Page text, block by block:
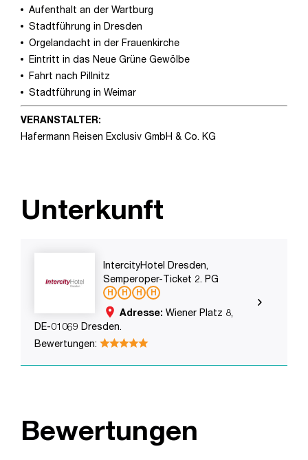
Aufenthalt an der Wartburg
Stadtführung in Dresden
Orgelandacht in der Frauenkirche
Eintritt in das Neue Grüne Gewölbe
Fahrt nach Pillnitz
Stadtführung in Weimar
VERANSTALTER:
Hafermann Reisen Exclusiv GmbH & Co. KG
Unterkunft
IntercityHotel Dresden,
Semperoper-Ticket 2. PG
place Adresse: Wiener Platz 8,
DE-01069 Dresden.
Bewertungen:
Bewertungen